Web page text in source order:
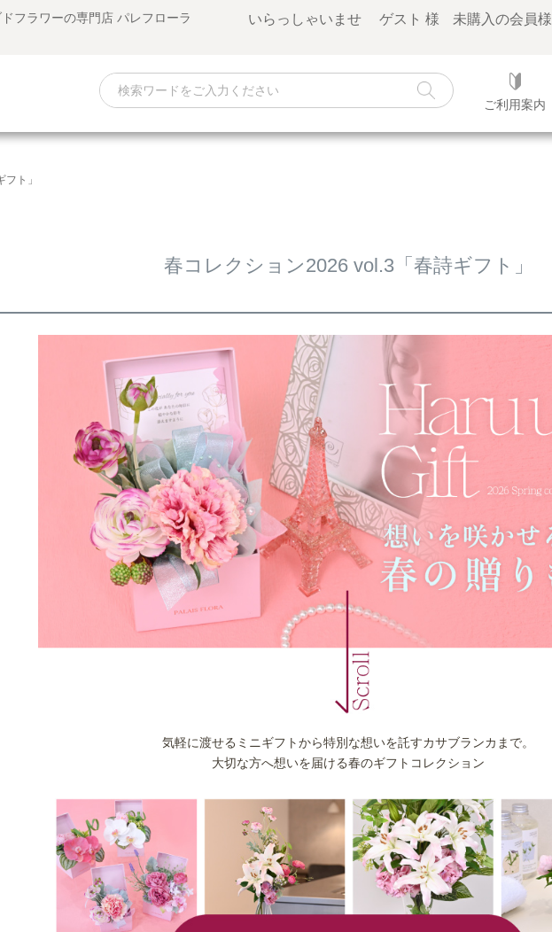
フラワーの専門店 パレフローラ
いらっしゃいませ ゲスト 様 未購入の会員様
ご利用案内
ト」
春コレクション2026 vol.3「春詩ギフト」
気軽に渡せるミニギフトから特別な想いを託すカサブランカまで。
大切な方へ想いを届ける春のギフトコレクション